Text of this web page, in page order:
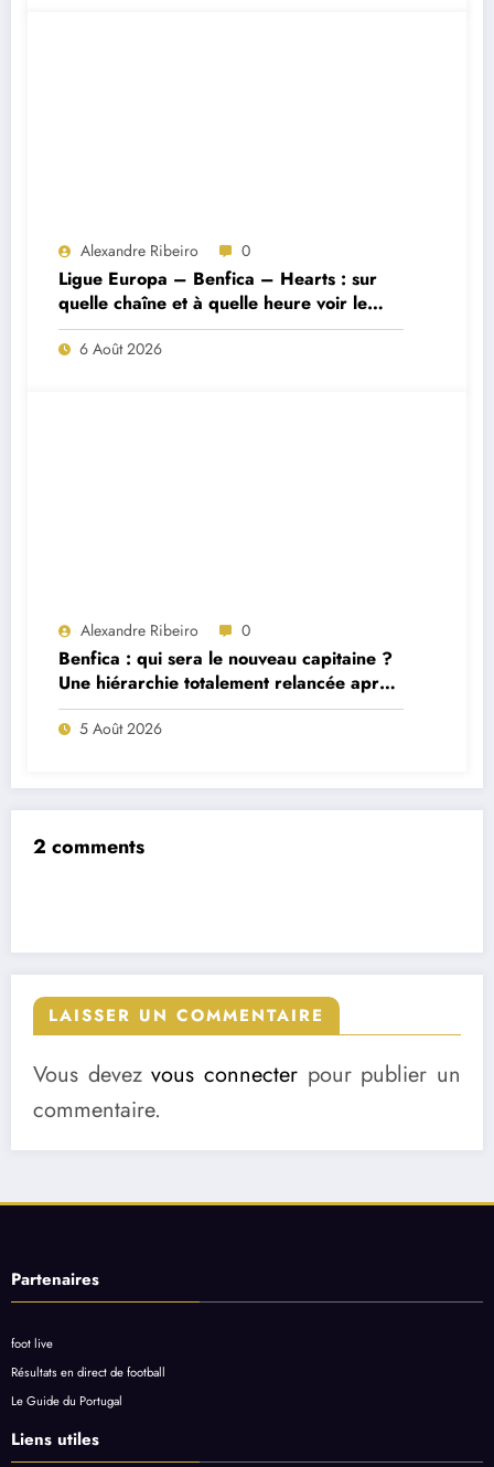
Alexandre Ribeiro 0
Ligue Europa – Benfica – Hearts : sur
quelle chaîne et à quelle heure voir le
match ?
6 Août 2026
Alexandre Ribeiro 0
Benfica : qui sera le nouveau capitaine ?
Une hiérarchie totalement relancée après
deux départs majeurs
5 Août 2026
2 comments
LAISSER UN COMMENTAIRE
Vous devezvous connecter pour publier un
commentaire.
Partenaires
foot live
Résultats en direct de football
Le Guide du Portugal
Liens utiles